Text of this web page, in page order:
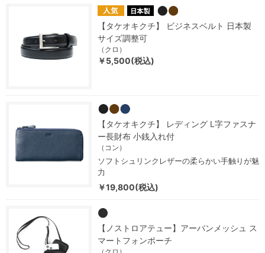
【タケオキクチ】 ビジネスベルト 日本製
サイズ調整可
（クロ）
￥5,500(税込)
【タケオキクチ】 レディング L字ファスナ
ー長財布 小銭入れ付
（コン）
ソフトシュリンクレザーの柔らかい手触りが魅
力
￥19,800(税込)
【ノストロアテュー】アーバンメッシュ ス
マートフォンポーチ